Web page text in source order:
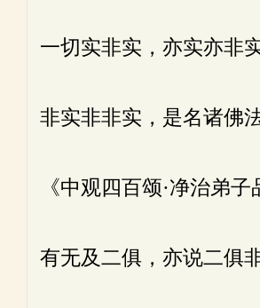
一切实非实，亦实亦非
非实非非实，是名诸佛法
《中观四百颂·净治弟子
有无及二俱，亦说二俱